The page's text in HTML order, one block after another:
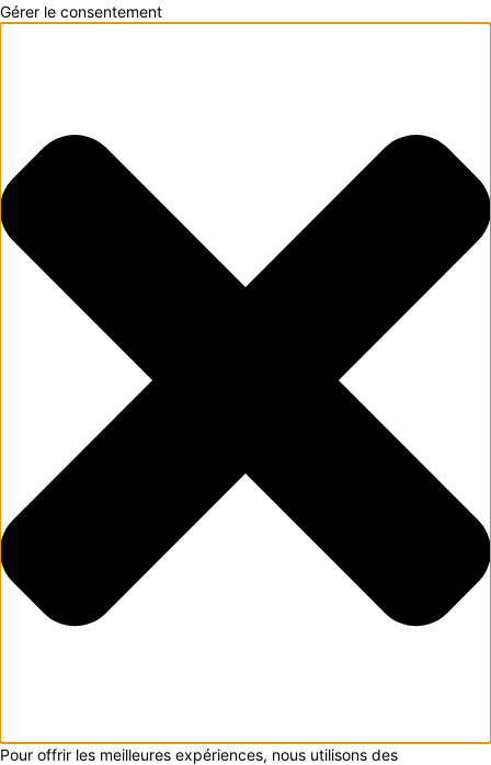
Gérer le consentement
Pour offrir les meilleures expériences, nous utilisons des